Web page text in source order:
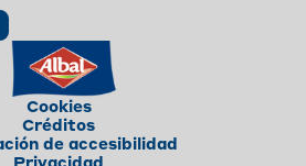
Cookies
Créditos
de accesibilidad